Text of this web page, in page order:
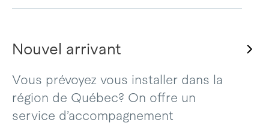
Nouvel arrivant
Vous prévoyez vous installer dans la
région de Québec? On offre un
service d’accompagnement